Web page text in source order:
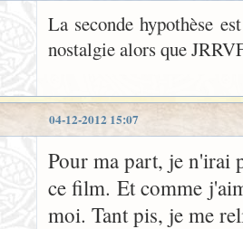
La seconde hypothèse
nostalgie alors que
04-12-2012 15:07
Pour ma part, je n'irai
ce film. Et comme
moi. Tant pis, je me